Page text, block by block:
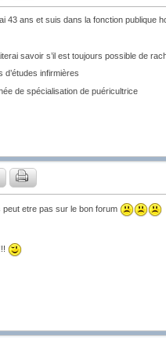
43 ans et suis dans la fonction publique
savoir s’il est toujours possible de
infirmières
de spécialisation de puéricultrice
peut etre pas sur le bon forum